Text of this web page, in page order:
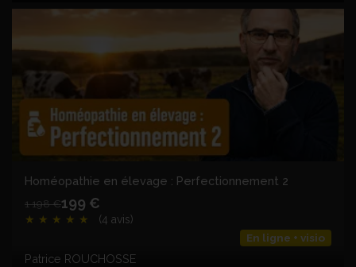
En ligne + visio
Patrice ROUCHOSSE
Homéopathie en élevage : Perfectionnement 2
1 198 €199 €
★ ★ ★ ★ ★ (4 avis)